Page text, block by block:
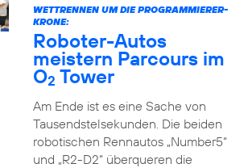
WETTRENNEN UM DIE PROGRAMMIERER-
KRONE:
Roboter-Autos
meistern Parcours im
O2 Tower
Am Ende ist es eine Sache von
Tausendstelsekunden. Die beiden
robotischen Rennautos „Number5“
und „R2-D2“ überqueren die